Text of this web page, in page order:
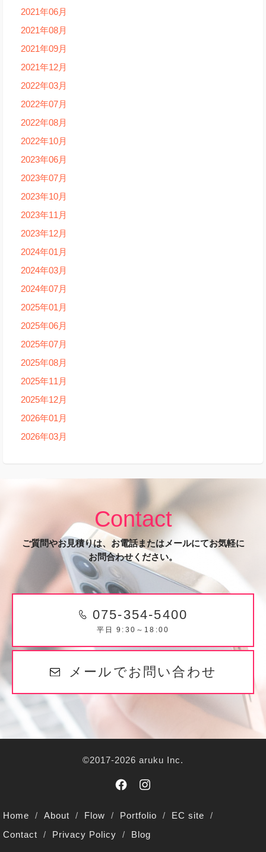
2021年06月
2021年08月
2021年09月
2021年12月
2022年03月
2022年07月
2022年08月
2022年10月
2023年06月
2023年07月
2023年10月
2023年11月
2023年12月
2024年01月
2024年03月
2024年07月
2025年01月
2025年06月
2025年07月
2025年08月
2025年11月
2025年12月
2026年01月
2026年03月
Contact
ご質問やお見積りは、お電話またはメールにてお気軽に
お問合わせください。
075-354-5400
平日 9:30～18:00
メールでお問い合わせ
©2017-2026 aruku Inc.
Home About Flow Portfolio
EC site
Contact
Privacy Policy Blog